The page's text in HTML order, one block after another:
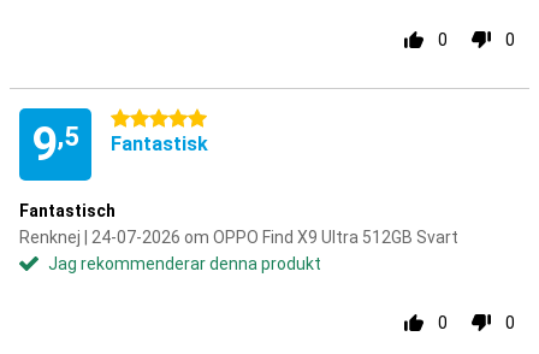
0 0
9,5
5 stjärnor
Fantastisk
Fantastisch
Renknej | 24-07-2026 om OPPO Find X9 Ultra 512GB Svart
Jag rekommenderar denna produkt
0 0